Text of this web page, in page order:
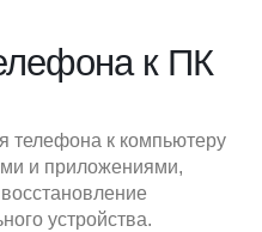
к ПК
телефона к компьютеру
и приложениями,
устройства.